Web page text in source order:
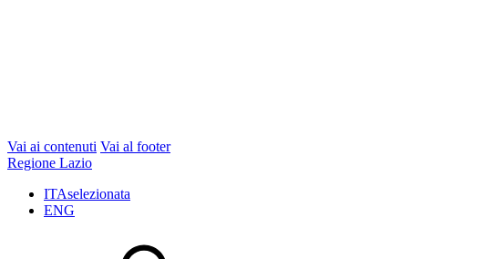
Vai ai contenuti Vai al footer
Regione Lazio
ITAselezionata
ENG